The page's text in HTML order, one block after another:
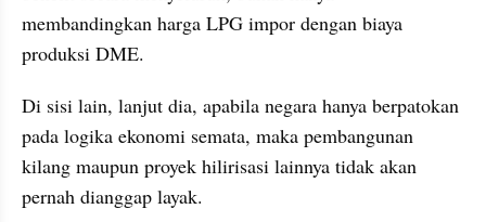
membandingkan harga LPG impor dengan biaya
produksi DME.
Di sisi lain, lanjut dia, apabila negara hanya berpatokan
pada logika ekonomi semata, maka pembangunan
kilang maupun proyek hilirisasi lainnya tidak akan
pernah dianggap layak.